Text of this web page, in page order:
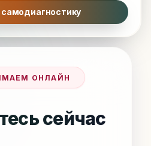
ОНЛАЙН
сейчас